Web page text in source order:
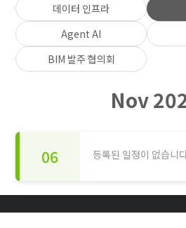
데이터 인프라
Agent AI
BIM 발주 협의회
Nov
06 등록된 일정이 없습니